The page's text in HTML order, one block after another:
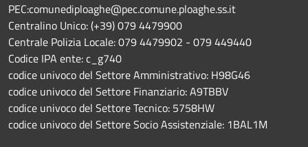
PEC:comunediploaghe@pec.comune.ploaghe.ss.it
Centralino Unico: (+39) 079 4479900
Centrale Polizia Locale: 079 4479902 - 079 449440
Codice IPA ente: c_g740
codice univoco del Settore Amministrativo: H98G46
codice univoco del Settore Finanziario: A9TBBV
codice univoco del Settore Tecnico: 5758HW
codice univoco del Settore Socio Assistenziale: 1BAL1M